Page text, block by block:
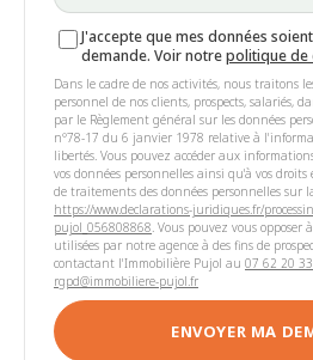
J'accepte que mes données
demande. Voir notrepolitique de
Dans le cadre de nos activités, nous traitons
personnel de nos clients, prospects, salariés,
par le Règlement général sur les données
n°78-17 du 6 janvier 1978 relative à
libertés. Vous pouvez accéder aux
vos données personnelles ainsi qu'à vos
de traitements des données personnelles sur
https://www.declarations-juridiques.fr/
pujol_056808868. Vous pouvez vous opposer
utilisées par notre agence à des fins de
contactant l'Immobilière Pujol au 07 62 20
rgpd@immobiliere-pujol.fr
ENVOYER MA